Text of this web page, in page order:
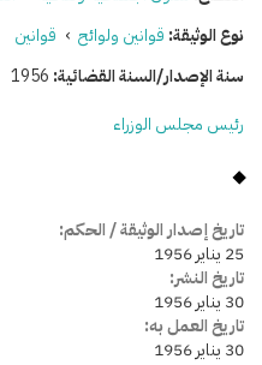
نوع الوثيقة: قوانين ولوائح › قوانين
سنة الإصدار/السنة القضائية: 1956
رئيس مجلس الوزراء
تاريخ إصدار الوثيقة / الحكم:
25 يناير 1956
تاريخ النشر:
30 يناير 1956
تاريخ العمل به:
30 يناير 1956